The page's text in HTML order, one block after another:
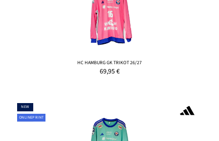
HC HAMBURG GK TRIKOT 26/27
69,95€
NEW
ONLINEPRINT